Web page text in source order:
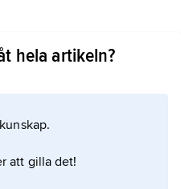
hela artikeln?
att gilla det!